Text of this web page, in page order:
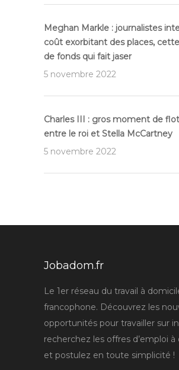
Meghan Markle : journalistes
coût exorbitant des places,
de fonds qui fait jaser
5 novembre 2022
Charles III : gros moment de
entre le roi et Stella McCartney
5 novembre 2022
Jobadom.fr
Le 1er réseau du travail à
francophone. Découvrez les
opportunités pour travailler sur
recherchez les offres d’emploi à
et postulez en toute simplicité !